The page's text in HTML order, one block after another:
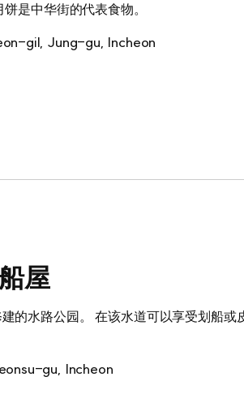
是中华街的代表食物。
gil, Jung-gu, Incheon
屋
的水路公园。 在该水道可以享受划船或
gu, Incheon